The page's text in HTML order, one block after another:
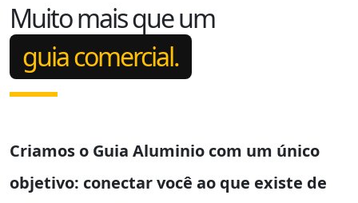
Muito mais que um
guia comercial.
Criamos o Guia Aluminio com um único
objetivo: conectar você ao que existe de